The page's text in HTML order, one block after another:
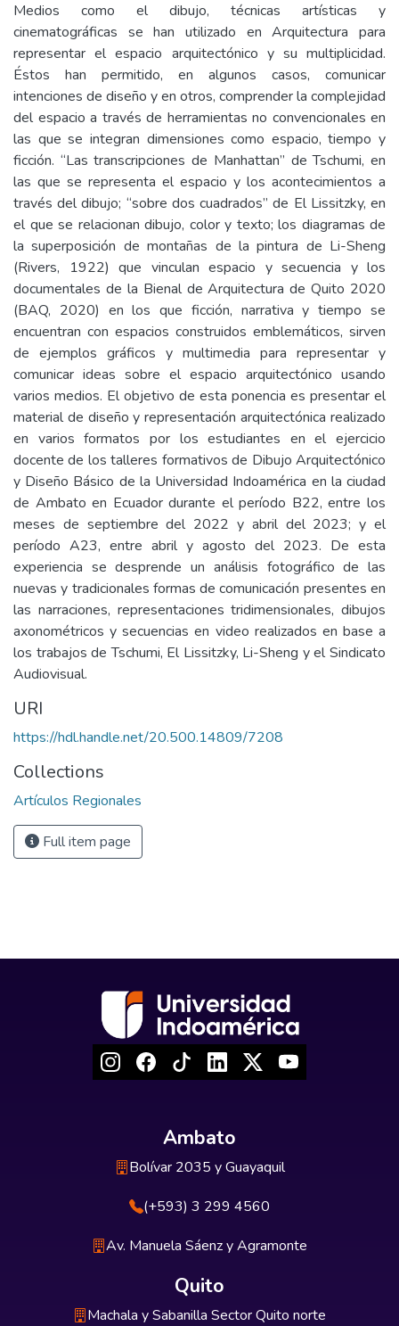
Medios como el dibujo, técnicas artísticas y
cinematográficas se han utilizado en Arquitectura para
representar el espacio arquitectónico y su multiplicidad.
Éstos han permitido, en algunos casos, comunicar
intenciones de diseño y en otros, comprender la complejidad
del espacio a través de herramientas no convencionales en
las que se integran dimensiones como espacio, tiempo y
ficción. “Las transcripciones de Manhattan” de Tschumi, en
las que se representa el espacio y los acontecimientos a
través del dibujo; “sobre dos cuadrados” de El Lissitzky, en
el que se relacionan dibujo, color y texto; los diagramas de
la superposición de montañas de la pintura de Li-Sheng
(Rivers, 1922) que vinculan espacio y secuencia y los
documentales de la Bienal de Arquitectura de Quito 2020
(BAQ, 2020) en los que ficción, narrativa y tiempo se
encuentran con espacios construidos emblemáticos, sirven
de ejemplos gráficos y multimedia para representar y
comunicar ideas sobre el espacio arquitectónico usando
varios medios. El objetivo de esta ponencia es presentar el
material de diseño y representación arquitectónica realizado
en varios formatos por los estudiantes en el ejercicio
docente de los talleres formativos de Dibujo Arquitectónico
y Diseño Básico de la Universidad Indoamérica en la ciudad
de Ambato en Ecuador durante el período B22, entre los
meses de septiembre del 2022 y abril del 2023; y el
período A23, entre abril y agosto del 2023. De esta
experiencia se desprende un análisis fotográfico de las
nuevas y tradicionales formas de comunicación presentes en
las narraciones, representaciones tridimensionales, dibujos
axonométricos y secuencias en video realizados en base a
los trabajos de Tschumi, El Lissitzky, Li-Sheng y el Sindicato
Audiovisual.
URI
https://hdl.handle.net/20.500.14809/7208
Collections
Artículos Regionales
Full item page
Ambato
Bolívar 2035 y Guayaquil
(+593) 3 299 4560
Av. Manuela Sáenz y Agramonte
Quito
Machala y Sabanilla Sector Quito norte